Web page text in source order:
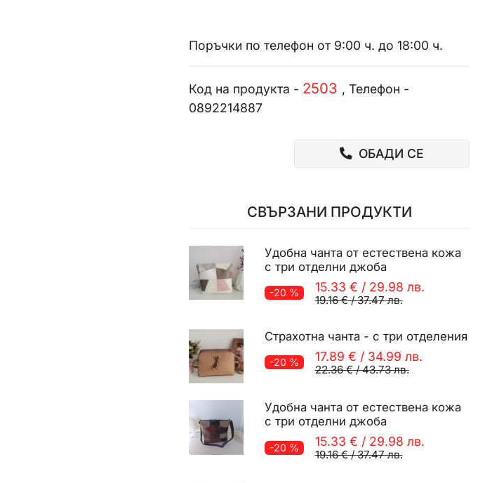
Поръчки по телефон от 9:00 ч. до 18:00 ч.
Код на продукта - 2503 , Телефон -
0892214887
ОБАДИ СЕ
СВЪРЗАНИ ПРОДУКТИ
Удобна чанта от естествена кожа
с три отделни джоба
-20 % 15.33 € / 29.98 лв.
19.16 €/37.47 лв.
Страхотна чанта - с три отделения
-20 % 17.89 € / 34.99 лв.
22.36 €/43.73 лв.
Удобна чанта от естествена кожа
с три отделни джоба
-20 % 15.33 € / 29.98 лв.
19.16 €/37.47 лв.